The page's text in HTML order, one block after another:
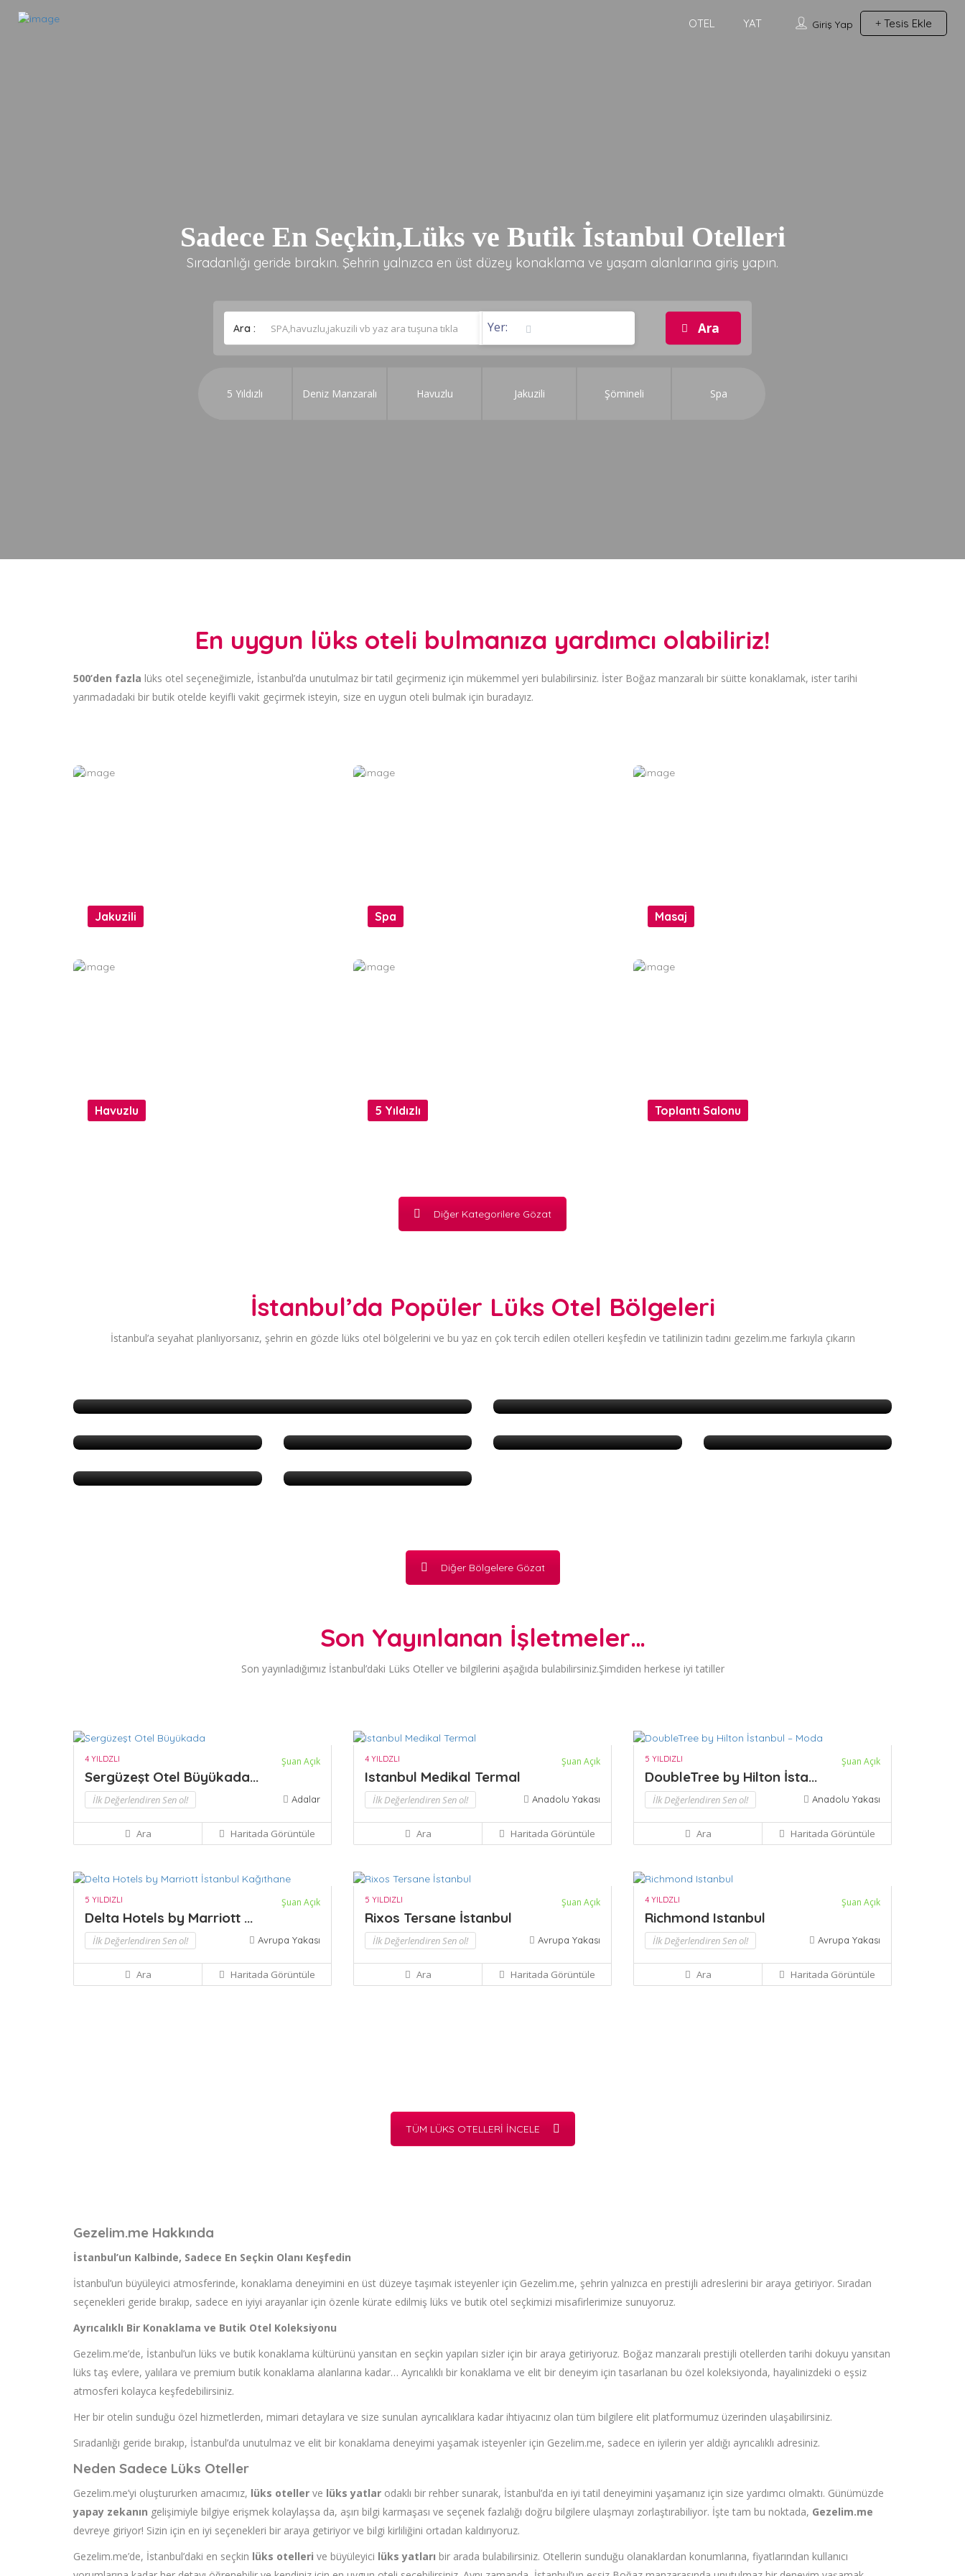
Giriş Yap Tesis Ekle
OTEL YAT
Sadece En Seçkin,Lüks ve Butik İstanbul Otelleri
Sıradanlığı geride bırakın. Şehrin yalnızca en üst düzey konaklama ve yaşam alanlarına giriş yapın.
Ara : Yer:
5 Yıldızlı Deniz Manzaralı Havuzlu Jakuzili Şömineli Spa
En uygun lüks oteli bulmanıza yardımcı olabiliriz!
500’den fazla lüks otel seçeneğimizle, İstanbul’da unutulmaz bir tatil geçirmeniz için mükemmel yeri bulabilirsiniz. İster Boğaz manzaralı bir süitte konaklamak, ister tarihi
yarımadadaki bir butik otelde keyifli vakit geçirmek isteyin, size en uygun oteli bulmak için buradayız.
Jakuzili Spa Masaj
Havuzlu 5 Yıldızlı Toplantı Salonu
Diğer Kategorilere Gözat
İstanbul’da Popüler Lüks Otel Bölgeleri
İstanbul’a seyahat planlıyorsanız, şehrin en gözde lüks otel bölgelerini ve bu yaz en çok tercih edilen otelleri keşfedin ve tatilinizin tadını gezelim.me farkıyla çıkarın
Avrupa Yakası Beşiktaş Kadıköy Şişli
Taksim Tarihi Yarımada
Diğer Bölgelere Gözat
Son Yayınlanan İşletmeler…
Son yayınladığımız İstanbul’daki Lüks Oteller ve bilgilerini aşağıda bulabilirsiniz.Şimdiden herkese iyi tatiller
4 YILDZLI Şuan Açık
Sergüzeşt Otel Büyükada...
İlk Değerlendiren Sen ol! Adalar
Ara Haritada Görüntüle
4 YILDZLI Şuan Açık
Istanbul Medikal Termal
İlk Değerlendiren Sen ol! Anadolu Yakası
Ara Haritada Görüntüle
5 YILDIZLI Şuan Açık
DoubleTree by Hilton İsta...
İlk Değerlendiren Sen ol! Anadolu Yakası
Ara Haritada Görüntüle
5 YILDIZLI Şuan Açık
Delta Hotels by Marriott ...
İlk Değerlendiren Sen ol! Avrupa Yakası
Ara Haritada Görüntüle
5 YILDIZLI Şuan Açık
Rixos Tersane İstanbul
İlk Değerlendiren Sen ol! Avrupa Yakası
Ara Haritada Görüntüle
4 YILDZLI Şuan Açık
Richmond Istanbul
İlk Değerlendiren Sen ol! Avrupa Yakası
Ara Haritada Görüntüle
TÜM LÜKS OTELLERİ İNCELE
Gezelim.me Hakkında
İstanbul’un Kalbinde, Sadece En Seçkin Olanı Keşfedin
İstanbul’un büyüleyici atmosferinde, konaklama deneyimini en üst düzeye taşımak isteyenler için Gezelim.me, şehrin yalnızca en prestijli adreslerini bir araya getiriyor. Sıradan
seçenekleri geride bırakıp, sadece en iyiyi arayanlar için özenle kürate edilmiş lüks ve butik otel seçkimizi misafirlerimize sunuyoruz.
Ayrıcalıklı Bir Konaklama ve Butik Otel Koleksiyonu
Gezelim.me’de, İstanbul’un lüks ve butik konaklama kültürünü yansıtan en seçkin yapıları sizler için bir araya getiriyoruz. Boğaz manzaralı prestijli otellerden tarihi dokuyu yansıtan
lüks taş evlere, yalılara ve premium butik konaklama alanlarına kadar… Ayrıcalıklı bir konaklama ve elit bir deneyim için tasarlanan bu özel koleksiyonda, hayalinizdeki o eşsiz
atmosferi kolayca keşfedebilirsiniz.
Her bir otelin sunduğu özel hizmetlerden, mimari detaylara ve size sunulan ayrıcalıklara kadar ihtiyacınız olan tüm bilgilere elit platformumuz üzerinden ulaşabilirsiniz.
Sıradanlığı geride bırakıp, İstanbul’da unutulmaz ve elit bir konaklama deneyimi yaşamak isteyenler için Gezelim.me, sadece en iyilerin yer aldığı ayrıcalıklı adresiniz.
Neden Sadece Lüks Oteller
Gezelim.me’yi oluştururken amacımız, lüks oteller ve lüks yatlar odaklı bir rehber sunarak, İstanbul’da en iyi tatil deneyimini yaşamanız için size yardımcı olmaktı. Günümüzde
yapay zekanın gelişimiyle bilgiye erişmek kolaylaşsa da, aşırı bilgi karmaşası ve seçenek fazlalığı doğru bilgilere ulaşmayı zorlaştırabiliyor. İşte tam bu noktada, Gezelim.me
devreye giriyor! Sizin için en iyi seçenekleri bir araya getiriyor ve bilgi kirliliğini ortadan kaldırıyoruz.
Gezelim.me’de, İstanbul’daki en seçkin lüks otelleri ve büyüleyici lüks yatları bir arada bulabilirsiniz. Otellerin sunduğu olanaklardan konumlarına, fiyatlarından kullanıcı